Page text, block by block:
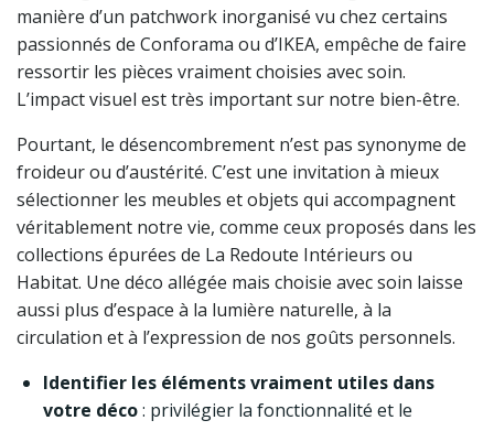
manière d’un patchwork inorganisé vu chez certains
passionnés de Conforama ou d’IKEA, empêche de faire
ressortir les pièces vraiment choisies avec soin.
L’impact visuel est très important sur notre bien-être.
Pourtant, le désencombrement n’est pas synonyme de
froideur ou d’austérité. C’est une invitation à mieux
sélectionner les meubles et objets qui accompagnent
véritablement notre vie, comme ceux proposés dans les
collections épurées de La Redoute Intérieurs ou
Habitat. Une déco allégée mais choisie avec soin laisse
aussi plus d’espace à la lumière naturelle, à la
circulation et à l’expression de nos goûts personnels.
Identifier les éléments vraiment utiles dans
votre déco: privilégier la fonctionnalité et le